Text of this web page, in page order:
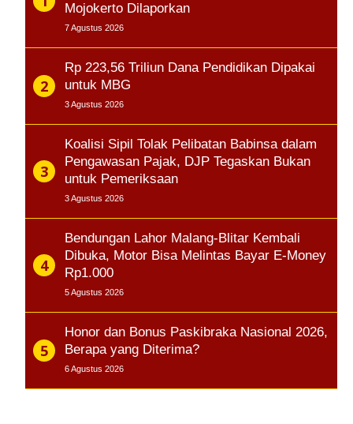
Mojokerto Dilaporkan
7 Agustus 2026
Rp 223,56 Triliun Dana Pendidikan Dipakai
untuk MBG
3 Agustus 2026
Koalisi Sipil Tolak Pelibatan Babinsa dalam
Pengawasan Pajak, DJP Tegaskan Bukan
untuk Pemeriksaan
3 Agustus 2026
Bendungan Lahor Malang-Blitar Kembali
Dibuka, Motor Bisa Melintas Bayar E-Money
Rp1.000
5 Agustus 2026
Honor dan Bonus Paskibraka Nasional 2026,
Berapa yang Diterima?
6 Agustus 2026